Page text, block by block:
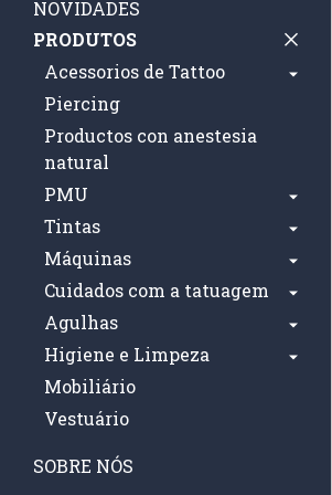
NOVIDADES
PRODUTOS
Acessorios de Tattoo
Piercing
Productos con anestesia
natural
PMU
Tintas
Máquinas
Cuidados com a tatuagem
Agulhas
Higiene e Limpeza
Mobiliário
Vestuário
SOBRE NÓS